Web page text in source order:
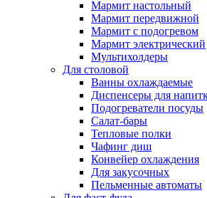
Мармит настольный
Мармит передвижной
Мармит с подогревом
Мармит электрический
Мультихолдеры
Для столовой
Ванны охлаждаемые
Диспенсеры для
Подогреватели посуды
Салат-бары
Тепловые полки
Чафинг диш
Конвейер охлаждения
Для закусочных
Пельменные автоматы